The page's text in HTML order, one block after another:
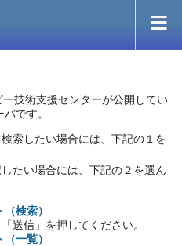
技術支援センターが公開してい
です。
索したい場合には、下記の１を
たい場合には、下記の２を選ん
検索）
送信」を押してください。
一覧）